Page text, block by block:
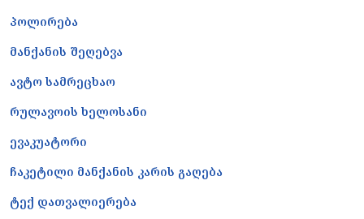
პოლირება
მანქანის შეღებვა
ავტო სამრეცხაო
რულავოის ხელოსანი
ევაკუატორი
ჩაკეტილი მანქანის კარის გაღება
ტექ დათვალიერება